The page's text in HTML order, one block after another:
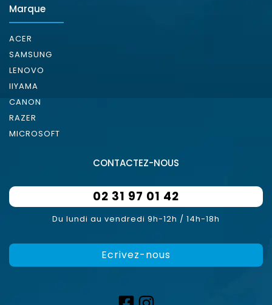
Marque
ACER
SAMSUNG
LENOVO
IIYAMA
CANON
RAZER
MICROSOFT
CONTACTEZ-NOUS
02 31 97 01 42
Du lundi au vendredi 9h-12h / 14h-18h
Ecrivez-nous